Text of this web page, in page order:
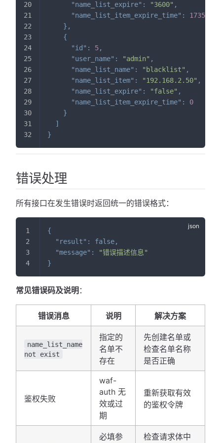
"name_list_expire" : "3600" ,
"name_list_item_expire_time" :
} ,
{
"id" : 5,
"user_name" : "admin" ,
"name_list_name" : "blacklist" ,
"name_list_item" : "192.168.2.50" ,
"name_list_expire" : "false" ,
"name_list_item_expire_time" :
0
}
]
}
错误处理
所有接口在发生错误时返回统一的错误格式：
{
"result" : false,
"message" :
"错误描述信息"
}
常见错误码及说明 ：
错误消息 说明 解决方案
name_list_name
not exist
指定的
名单不
存在
先创建名单或
检查名单名称
是否正确
鉴权失败
waf-
auth 无
效或过
期
重新获取有效
的鉴权令牌
必填参
检查请求体中